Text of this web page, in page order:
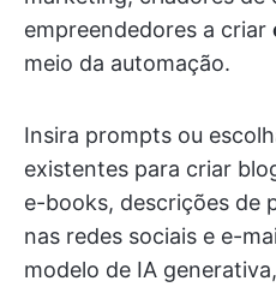
empreendedores a criar
meio da automação.
Insira prompts ou
existentes para criar
e-books, descrições de
nas redes sociais e e-
modelo de IA